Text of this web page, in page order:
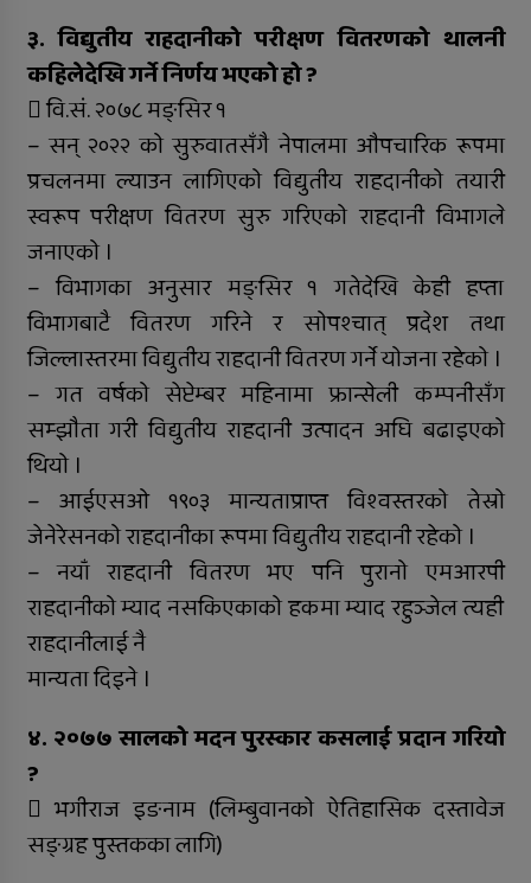
३. विद्युतीय राहदानीको परीक्षण वितरणको थालनी
कहिलेदेखि गर्ने निर्णय भएको हो ?
 वि.सं. २०७८ मङ्सिर १
– सन् २०२२ को सुरुवातसँगै नेपालमा औपचारिक रूपमा
प्रचलनमा ल्याउन लागिएको विद्युतीय राहदानीको तयारी
स्वरूप परीक्षण वितरण सुरु गरिएको राहदानी विभागले
जनाएको ।
– विभागका अनुसार मङ्सिर १ गतेदेखि केही हप्ता
विभागबाटै वितरण गरिने र सोपश्चात् प्रदेश तथा
जिल्लास्तरमा विद्युतीय राहदानी वितरण गर्ने योजना रहेको ।
– गत वर्षको सेप्टेम्बर महिनामा फ्रान्सेली कम्पनीसँग
सम्झौता गरी विद्युतीय राहदानी उत्पादन अघि बढाइएको
थियो ।
– आईएसओ १९०३ मान्यताप्राप्त विश्वस्तरको तेस्रो
जेनेरेसनको राहदानीका रूपमा विद्युतीय राहदानी रहेको ।
– नयाँ राहदानी वितरण भए पनि पुरानो एमआरपी
राहदानीको म्याद नसकिएकाको हकमा म्याद रहुञ्जेल त्यही
राहदानीलाई नै
मान्यता दिइने ।
४. २०७७ सालको मदन पुरस्कार कसलाई प्रदान गरियो
?
 भगीराज इङनाम (लिम्बुवानको ऐतिहासिक दस्तावेज
सङ्ग्रह पुस्तकका लागि)